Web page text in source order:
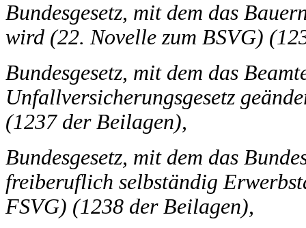
Bundesgesetz, mit dem das
wird (22. Novelle zum BSVG)
Bundesgesetz, mit dem das
Unfallversicherungsgesetz
(1237 der Beilagen),
Bundesgesetz, mit dem das
freiberuflich selbständig
FSVG) (1238 der Beilagen),